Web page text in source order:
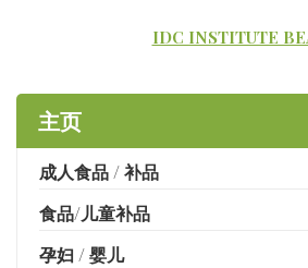
IDC INSTITUTE
主页
成人食品 / 补品
食品/儿童补品
孕妇 / 婴儿